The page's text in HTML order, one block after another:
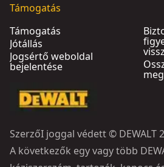
Támogatás
Támogatás
Jótállás
Jogsértő weboldal
bejelentése
SzerzőI joggal védett © DEWALT
A következők egy vagy több